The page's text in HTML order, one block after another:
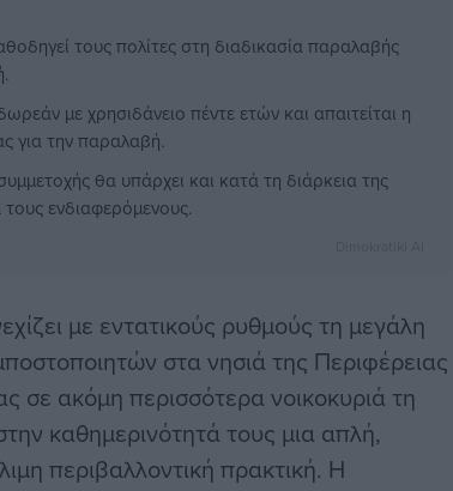
τους πολίτες στη διαδικασία παραλαβής
με χρησιδάνειο πέντε ετών και απαιτείται η
για την παραλαβή.
θα υπάρχει και κατά τη διάρκεια της
ενδιαφερόμενους.
με εντατικούς ρυθμούς τη μεγάλη
στα νησιά της Περιφέρειας
σε ακόμη περισσότερα νοικοκυριά τη
καθημερινότητά τους μια απλή,
περιβαλλοντική πρακτική. Η